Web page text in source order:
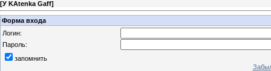
[У KAtenka Gaff]
Форма входа
Логин:
Пароль:
запомнить